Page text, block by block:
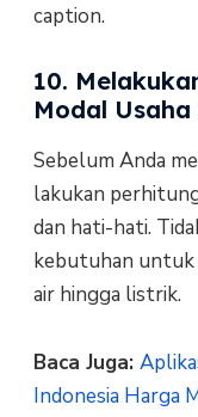
caption.
10.
Modal
Sebelum Anda
lakukan
dan hati-hati.
kebutuhan untuk
air hingga listrik.
Baca Juga:
Indonesia Harga